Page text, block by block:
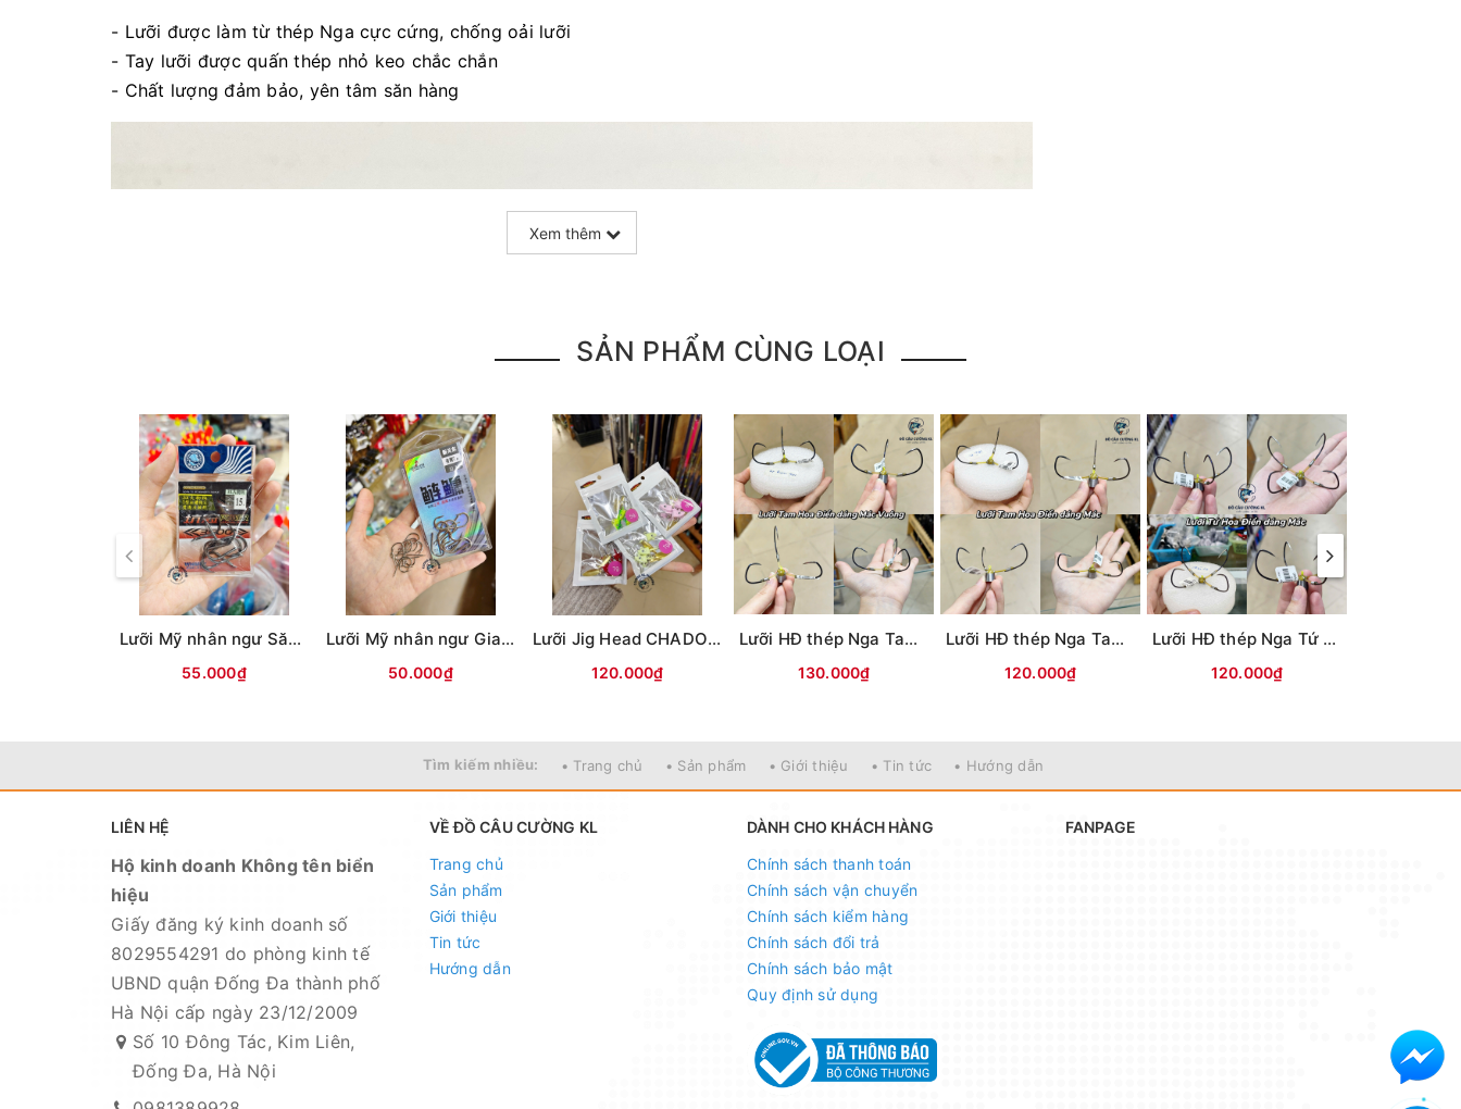
- Lưỡi được làm từ thép Nga cực cứng, chống oải lưỡi
- Tay lưỡi được quấn thép nhỏ keo chắc chắn
- Chất lượng đảm bảo, yên tâm săn hàng
Mọi thắc mắc liên hệ SĐT : 098.138.9928 - 098.902.9066 - 090.565.6668 - 091.258.3939 để được giải đáp.
Xem thêm
SẢN PHẨM CÙNG LOẠI
Lưỡi Mỹ nhân ngư Săn hàng (ĐEN)
55.000₫
Lưỡi Mỹ nhân ngư Giao long có ngạnh (Trắng)
50.000₫
Lưỡi Jig Head CHADO đầu cá các màu
120.000₫
Lưỡi HĐ thép Nga Tam Mác Vuông
130.000₫
Lưỡi HĐ thép Nga Tam Mác
120.000₫
Lưỡi HĐ thép Nga Tứ Mác
120.000₫
Tìm kiếm nhiều: • Trang chủ • Sản phẩm • Giới thiệu • Tin tức • Hướng dẫn
LIÊN HỆ
Hộ kinh doanh Không tên biển
hiệu
Giấy đăng ký kinh doanh số
8029554291 do phòng kinh tế
UBND quận Đống Đa thành phố
Hà Nội cấp ngày 23/12/2009
Số 10 Đông Tác, Kim Liên,
Đống Đa, Hà Nội
VỀ ĐỒ CÂU CƯỜNG KL
Trang chủ
Sản phẩm
Giới thiệu
Tin tức
Hướng dẫn
DÀNH CHO KHÁCH HÀNG
Chính sách thanh toán
Chính sách vận chuyển
Chính sách kiểm hàng
Chính sách đổi trả
Chính sách bảo mật
Quy định sử dụng
FANPAGE